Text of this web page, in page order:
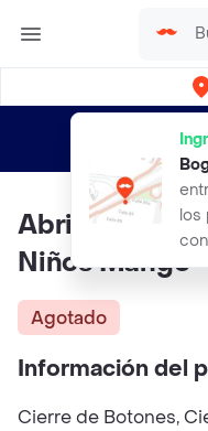
los
envíos
Abrigo Trench
Niños Mango
Agotado
Información del
Cierre de Botones,